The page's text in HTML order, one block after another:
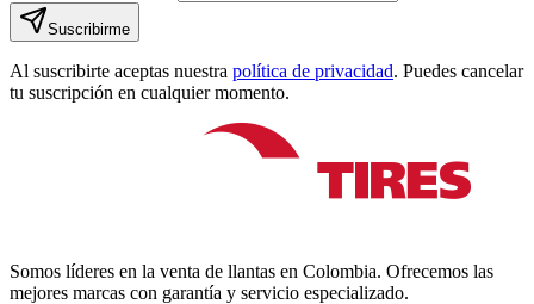
Suscribirme
Al suscribirte aceptas nuestra política de privacidad. Puedes cancelar
tu suscripción en cualquier momento.
Somos líderes en la venta de llantas en Colombia. Ofrecemos las
mejores marcas con garantía y servicio especializado.